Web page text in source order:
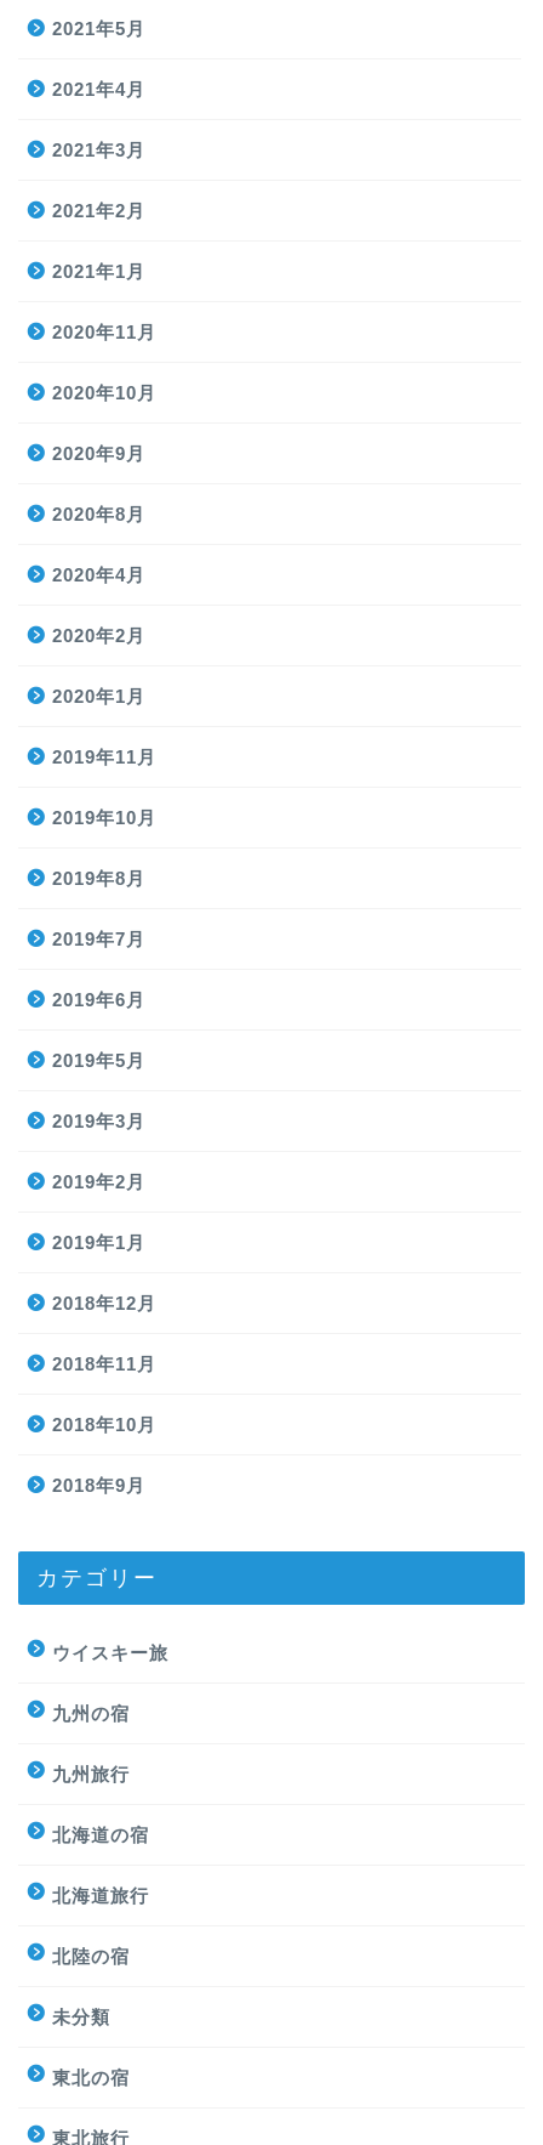
2021年5月
2021年4月
2021年3月
2021年2月
2021年1月
2020年11月
2020年10月
2020年9月
2020年8月
2020年4月
2020年2月
2020年1月
2019年11月
2019年10月
2019年8月
2019年7月
2019年6月
2019年5月
2019年3月
2019年2月
2019年1月
2018年12月
2018年11月
2018年10月
2018年9月
カテゴリー
ウイスキー旅
九州の宿
九州旅行
北海道の宿
北海道旅行
北陸の宿
未分類
東北の宿
東北旅行